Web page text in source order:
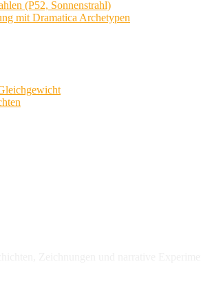
(P52, Sonnenstrahl)
mit Dramatica Archetypen